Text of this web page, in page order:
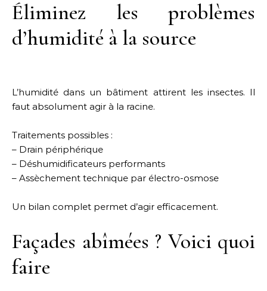
Éliminez les problèmes
d’humidité à la source
L’humidité dans un bâtiment attirent les insectes. Il
faut absolument agir à la racine.
Traitements possibles :
– Drain périphérique
– Déshumidificateurs performants
– Assèchement technique par électro-osmose
Un bilan complet permet d’agir efficacement.
Façades abîmées ? Voici quoi
faire